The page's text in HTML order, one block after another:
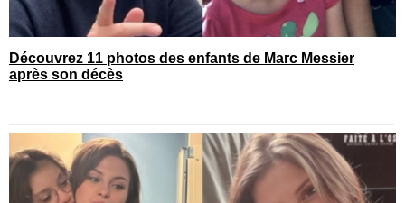
Découvrez 11 photos des enfants de Marc Messier
après son décès